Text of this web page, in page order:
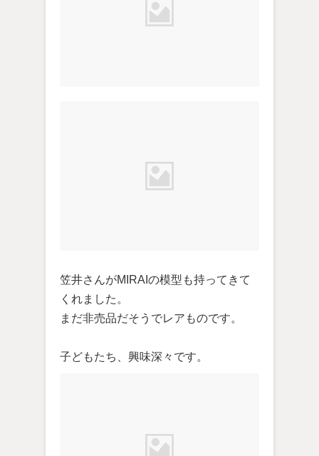
笠井さんがMIRAIの模型も持ってきて
くれました。
まだ非売品だそうでレアものです。
子どもたち、興味深々です。